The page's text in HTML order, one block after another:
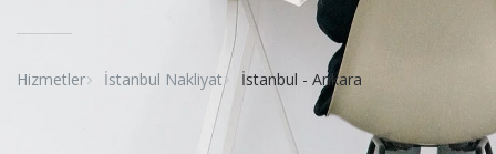
Hizmetler İstanbul Nakliyat İstanbul - Ankara